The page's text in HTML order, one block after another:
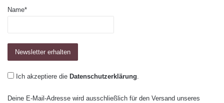
Name*
Ich akzeptiere die Datenschutzerklärung.
Deine E-Mail-Adresse wird ausschließlich für den Versand unseres